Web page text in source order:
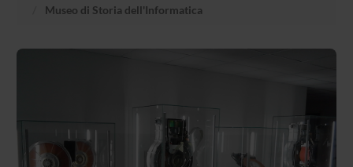
Museo di Storia dell'Informatica